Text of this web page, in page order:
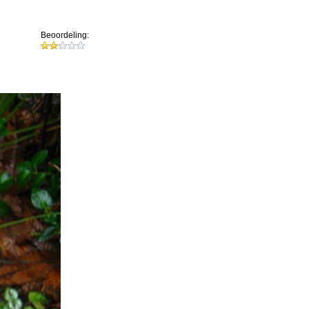
Beoordeling: